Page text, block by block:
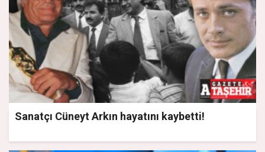
Sanatçı Cüneyt Arkın hayatını kaybetti!